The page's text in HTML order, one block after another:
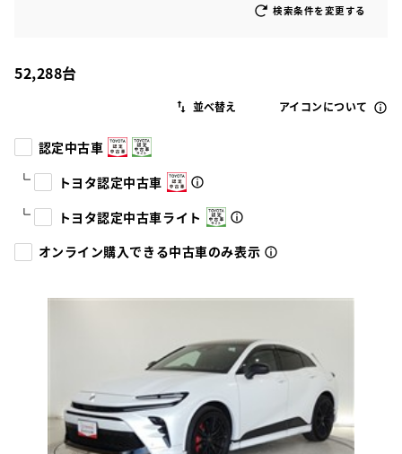
検索条件を変更する
52,288台
アイコンについて
認定中古車
トヨタ認定中古車
トヨタ認定中古車ライト
オンライン購入できる中古車のみ表示